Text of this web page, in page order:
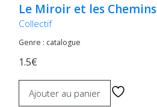
Le Miroir et les Chemins
Collectif
Genre : catalogue
1.5€
Ajouter au panier